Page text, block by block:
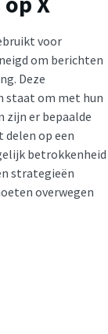
voor
om berichten
Deze
staat om met hun
zijn er bepaalde
delen op een
betrokkenheid
strategieën
overwegen